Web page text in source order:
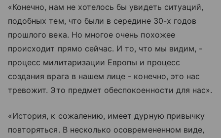
«Конечно, нам не хотелось бы увидеть ситуаций,
подобных тем, что были в середине 30-х годов
прошлого века. Но многое очень похожее
происходит прямо сейчас. И то, что мы видим, -
процесс милитаризации Европы и процесс
создания врага в нашем лице - конечно, это нас
тревожит. Это предмет обеспокоенности для нас».
«История, к сожалению, имеет дурную привычку
повторяться. В несколько осовремененном виде,